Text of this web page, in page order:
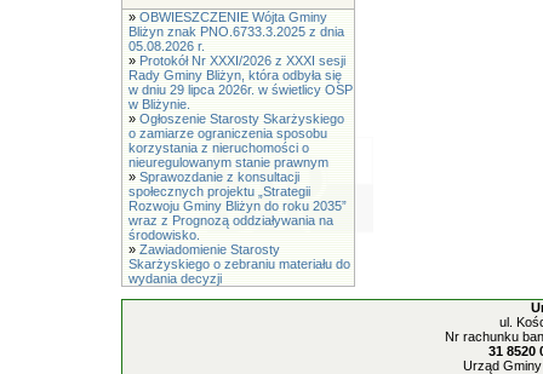
» OBWIESZCZENIE Wójta Gminy
Bliżyn znak PNO.6733.3.2025 z dnia
05.08.2026 r.
» Protokół Nr XXXI/2026 z XXXI sesji
Rady Gminy Bliżyn, która odbyła się
w dniu 29 lipca 2026r. w świetlicy OSP
w Bliżynie.
» Ogłoszenie Starosty Skarżyskiego
o zamiarze ograniczenia sposobu
korzystania z nieruchomości o
nieuregulowanym stanie prawnym
» Sprawozdanie z konsultacji
społecznych projektu „Strategii
Rozwoju Gminy Bliżyn do roku 2035”
wraz z Prognozą oddziaływania na
środowisko.
» Zawiadomienie Starosty
Skarżyskiego o zebraniu materiału do
wydania decyzji
ul.
Nr rachunku
31 8520
Urząd